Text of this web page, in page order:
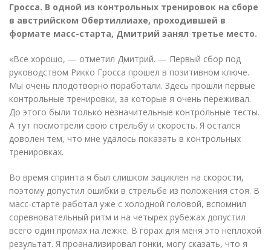
Гросса. В одной из контрольных тренировок на сборе
в австрийском Обертиллиахе, проходившей в
формате масс-старта, Дмитрий занял третье место.
«Все хорошо, — отметил Дмитрий. — Первый сбор под
руководством Рикко Гросса прошел в позитивном ключе.
Мы очень плодотворно поработали. Здесь прошли первые
контрольные тренировки, за которые я очень переживал.
До этого были только незначительные контрольные тесты.
А тут посмотрели свою стрельбу и скорость. Я остался
доволен тем, что мне удалось показать в контрольных
тренировках.
Во время спринта я был слишком зациклен на скорости,
поэтому допустил ошибки в стрельбе из положения стоя. В
масс-старте работал уже с холодной головой, вспомнил
соревновательный ритм и на четырех рубежах допустил
всего один промах на лежке. В горах для меня это неплохой
результат. Я проанализировал гонки, могу сказать, что я